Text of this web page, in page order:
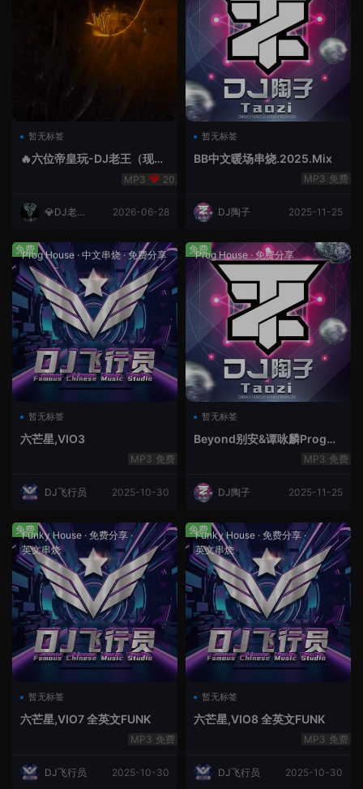
暂无标签
🔥六位帝皇玩-DJ老王（现场
20
💎DJ老王
2026-06-28
暂无标签
BB中文暖场串烧.2025.Mix
免费
DJ陶子 2025-11-25
Prog House · 中文串烧·免费分享
暂无标签
六芒星,VIO3
免费
DJ飞行员 2025-10-30
免费 Prog House·免费分享
暂无标签
Beyond别安&谭咏麟ProgHo
免费
DJ陶子 2025-11-25
免费
Funky House · 免费分享·
英文串烧
暂无标签
六芒星,VIO7 全英文FUNK
免费
DJ飞行员 2025-10-30
免费 Funky House · 免费分享·
英文串烧
暂无标签
六芒星,VIO8 全英文FUNK
免费
DJ飞行员 2025-10-30
免费